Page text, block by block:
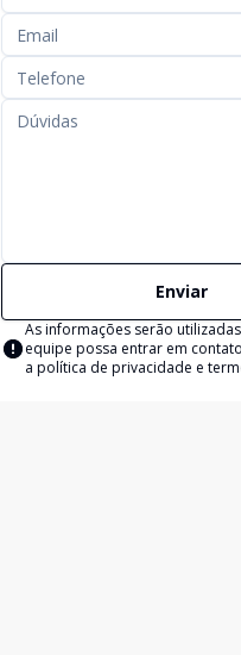
Enviar
As informações serão
equipe possa entrar em
a política de privacidade e